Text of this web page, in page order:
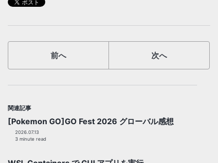
前へ 次へ
関連記事
[Pokemon GO]GO Fest 2026 グローバル感想
2026.07.13
3 minute read